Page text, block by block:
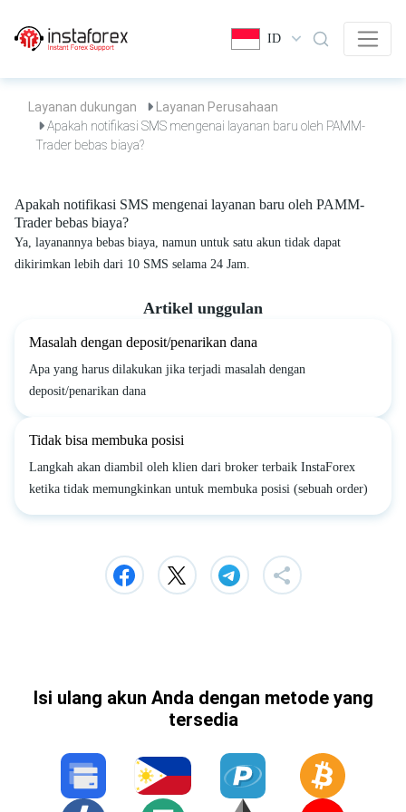
ID
Layanan dukungan
Layanan Perusahaan
Apakah notifikasi SMS mengenai layanan baru oleh PAMM-
Trader bebas biaya?
Apakah notifikasi SMS mengenai layanan baru oleh PAMM-
Trader bebas biaya?
Ya, layanannya bebas biaya, namun untuk satu akun tidak dapat
dikirimkan lebih dari 10 SMS selama 24 Jam.
Artikel unggulan
Masalah dengan deposit/penarikan dana
Apa yang harus dilakukan jika terjadi masalah dengan
deposit/penarikan dana
Tidak bisa membuka posisi
Langkah akan diambil oleh klien dari broker terbaik InstaForex
ketika tidak memungkinkan untuk membuka posisi (sebuah order)
Isi ulang akun Anda dengan metode yang
tersedia